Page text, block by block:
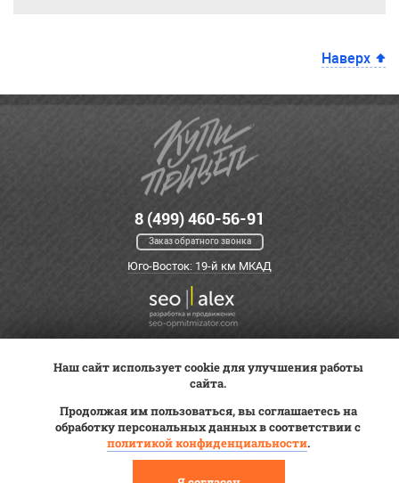
Наверх
8 (499) 460-56-91
Заказ обратного звонка
Юго-Восток: 19-й км МКАД
Постановка на учет
Трейд-ин
Статьи
ВК Видео
© 2012—2026 «Купи прицеп»™ (ООО «Авангард», ИНН 9723035587)
Наш сайт использует cookie для улучшения работы
сайта.
Продолжая им пользоваться, вы соглашаетесь на
обработку персональных данных в соответствии с
политикой конфиденциальности.